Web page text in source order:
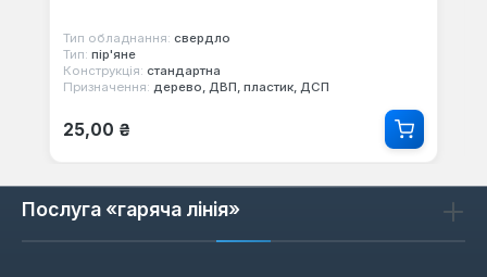
Тип обладнання: свердло
Тип: пір'яне
Конструкція: стандартна
Призначення: дерево, ДВП, пластик, ДСП
Звичайна ціна:
25,00 ₴
Послуга «гаряча лінія»